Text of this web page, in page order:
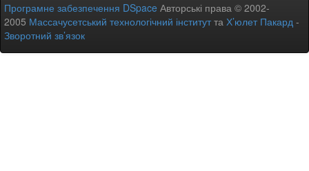
Програмне забезпечення DSpace Авторські права © 2002-
2005 Массачусетський технологічний інститутта Х’юлет Пакард -
Зворотний зв’язок